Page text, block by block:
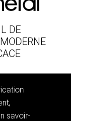
DE
savoir-